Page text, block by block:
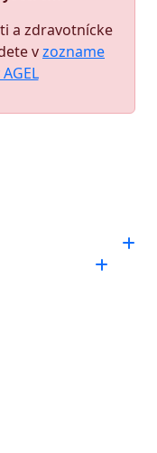
a zdravotnícke
vzozname